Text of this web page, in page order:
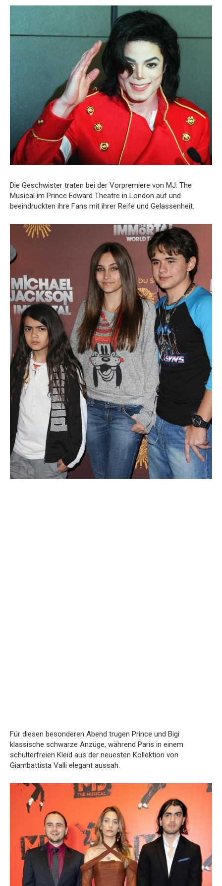
Die Geschwister traten bei der Vorpremiere von MJ: The
Musical im Prince Edward Theatre in London auf und
beeindruckten ihre Fans mit ihrer Reife und Gelassenheit.
Für diesen besonderen Abend trugen Prince und Bigi
klassische schwarze Anzüge, während Paris in einem
schulterfreien Kleid aus der neuesten Kollektion von
Giambattista Valli elegant aussah.